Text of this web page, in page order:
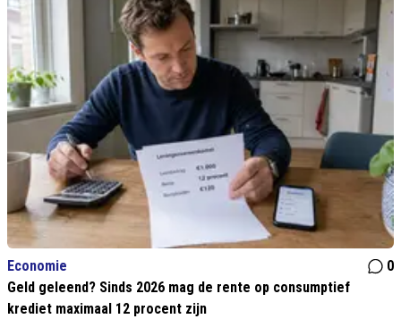
Economie
0
Geld geleend? Sinds 2026 mag de rente op consumptief
krediet maximaal 12 procent zijn